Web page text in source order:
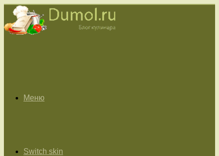
Меню
Switch skin